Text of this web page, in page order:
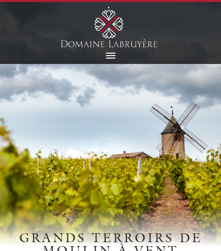
GRANDS TERROIRS DE